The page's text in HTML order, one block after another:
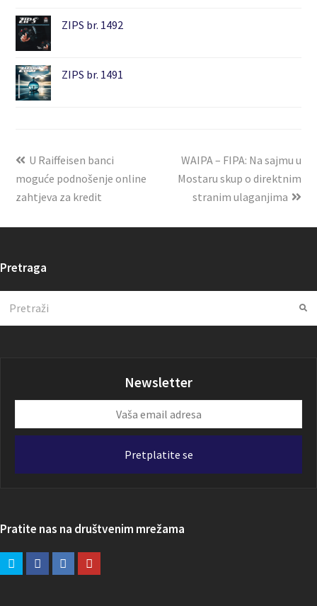
ZIPS br. 1492
ZIPS br. 1491
U Raiffeisen banci
moguće podnošenje online
zahtjeva za kredit
WAIPA – FIPA: Na sajmu u
Mostaru skup o direktnim
stranim ulaganjima
Pretraga
Newsletter
email
Pretplatite se
Pratite nas na društvenim mrežama